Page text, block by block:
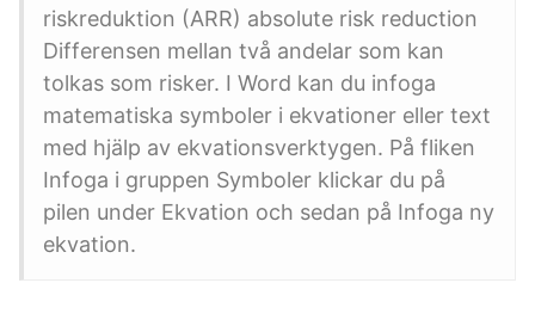
riskreduktion (ARR) absolute risk reduction
Differensen mellan två andelar som kan
tolkas som risker. I Word kan du infoga
matematiska symboler i ekvationer eller text
med hjälp av ekvationsverktygen. På fliken
Infoga i gruppen Symboler klickar du på
pilen under Ekvation och sedan på Infoga ny
ekvation.